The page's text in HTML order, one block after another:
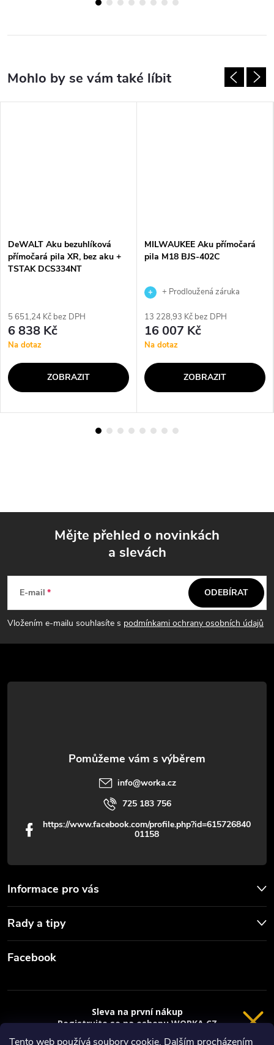
Tento web používá soubory cookie. Dalším procházením
DeWALT Aku bezuhlíková
přímočará pila XR, bez aku +
TSTAK DCS334NT
5 651,24 Kč bez DPH
6 838 Kč
Na dotaz
ZOBRAZIT
MILWAUKEE Aku přímočará
pila M18 BJS-402C
+ Prodloužená záruka
13 228,93 Kč bez DPH
16 007 Kč
Na dotaz
ZOBRAZIT
p
a
t
Mějte přehled o novinkách
a slevách
E-mail
Vložením e-mailu souhlasíte s podmínkami ochrany osobních údajů
ODEBÍRAT
Informace pro vás
Rady a tipy
info@worka.cz
725 183 756
https://www.facebook.com/profile.php?id=615726840
01158
Facebook
Sleva na první nákup
Registrujte se na eshopu WORKA.CZ
sleva 100 Kč* na nákup je Vaše.